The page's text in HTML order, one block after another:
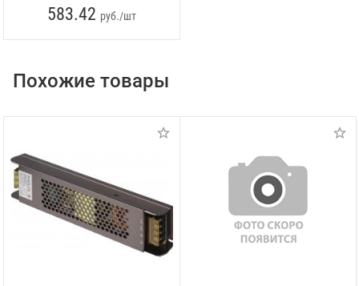
583.42 руб./шт
Похожие товары